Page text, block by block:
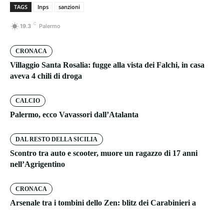
TAGS Inps sanzioni
19.3 C Palermo
CRONACA
Villaggio Santa Rosalia: fugge alla vista dei Falchi, in casa
aveva 4 chili di droga
CALCIO
Palermo, ecco Vavassori dall’Atalanta
DAL RESTO DELLA SICILIA
Scontro tra auto e scooter, muore un ragazzo di 17 anni
nell’Agrigentino
CRONACA
Arsenale tra i tombini dello Zen: blitz dei Carabinieri a